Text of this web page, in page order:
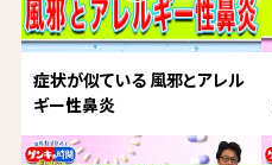
症状が似ている 風邪とアレル
ギー性鼻炎